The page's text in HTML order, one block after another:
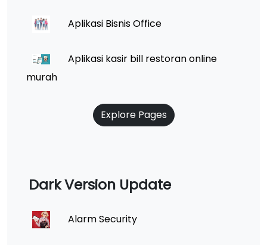
Aplikasi Bisnis Office
Aplikasi kasir bill restoran online
murah
Explore Pages
Dark Version Update
Alarm Security